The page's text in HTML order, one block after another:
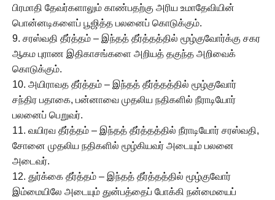
பிரமாதி தேவர்களாலும் காண்பதற்கு அரிய உமாதேவியின்
பொன்னடிகளைப் பூஜித்த பலனைப் கொடுக்கும்.
9. சரஸ்வதி தீர்த்தம் – இந்தத் தீர்த்தத்தில் மூழ்குவோர்க்கு சகர
ஆகம புராண இதிகாசங்களை அறியத் தகுந்த அறிவைக்
கொடுக்கும்.
10. அயிராவத தீர்த்தம் – இந்தத் தீர்த்தத்தில் மூழ்குவோர்
சந்திர பதாகை, பன்னாவை முதலிய நதிகளில் நீராடியோர்
பலனைப் பெறுவர்.
11. வயிரவ தீர்த்தம் – இந்தத் தீர்த்தத்தில் நீராடியோர் சரஸ்வதி,
சோனை முதலிய நதிகளில் மூழ்கியவர் அடையும் பலனை
அடைவர்.
12. துர்க்கை தீர்த்தம் – இந்தத் தீர்த்தத்தில் மூழ்குவோர்
இம்மையிலே அடையும் துன்பத்தைப் போக்கி நன்மையைப்